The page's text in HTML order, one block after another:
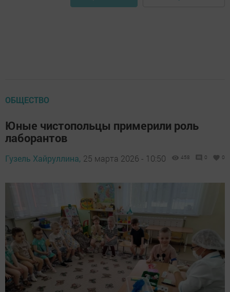
ОБЩЕСТВО
Юные чистопольцы примерили роль
лаборантов
Гузель Хайруллина, 25 марта 2026 - 10:50 458 0 0